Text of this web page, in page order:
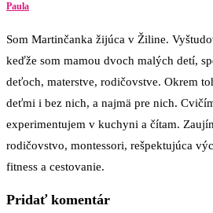
Paula
Som Martinčanka žijúca v Žiline.
keďže som mamou dvoch malých detí,
deťoch, materstve, rodičovstve. Okrem
deťmi i bez nich, a najmä pre nich.
experimentujem v kuchyni a čítam.
rodičovstvo, montessori, rešpektujúca
fitness a cestovanie.
Pridať komentár